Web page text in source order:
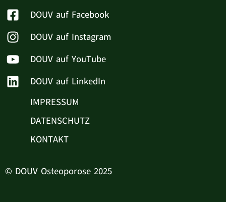
DOUV auf Facebook
DOUV auf Instagram
DOUV auf YouTube
DOUV auf LinkedIn
IMPRESSUM
DATENSCHUTZ
KONTAKT
© DOUV Osteoporose 2025